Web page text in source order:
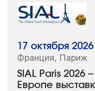
SIAL Paris 2026
Европе
17 октября
Франция, Париж